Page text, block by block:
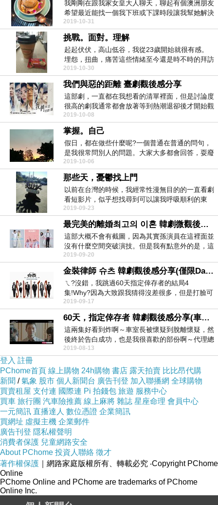
我剛剛在跟我家女皇大人聊天，聊起有個澳洲朋友
希望最近能找一個我下班或下課時段讓我幫她解決
她的問題，過...
2019-10-31
挑戰。面對。理解
起起伏伏，高山低谷，我從23歲開始就很有感。
埋怨，扭曲，痛苦這些情緒至今還是時不時的拜訪
我，讓我瞬間...
2019-10-30
我們與惡的距離 臺劇觀後感分享
這部劇，一直都在我想看的清單裡面，但是討論度
很高的劇我通常都會放著等到熱潮退卻後才開始觀
看。剛好今年...
2019-10-08
掌握。自己
假日，都在做些什麼呢?一個普通在普通的問句，
是我很常問別人的問題。大家大多都會回答，耍廢
啊滑手機看臉...
2019-10-06
那些天，憂鬱找上門
以前在台灣的時候，我經常性漫無目的的一直看劇
看短影片，似乎想找尋到可以讓我呼吸順利的東
西。我也沒能感...
2019-09-23
最完美的離婚최고의 이혼 韓劇微觀後感分享
這部大概不會有截圖，因為其實孫演員在這裡面並
沒有什麼空間突破演技。但是我有點意外的是，這
一部是有內涵...
2019-09-20
金裝律師 슈츠 韓劇觀後感分享(僅限David Kim)
ㄟ?沒錯，我跳過60天指定倖存者的結局4
集!Why?因為大致跟我猜得沒差很多，但是打臉可
愛的車室長，...
2019-09-17
60天，指定倖存者 韓劇觀後感分享(車秘書室長為主) EP11-12
這兩集好看到炸啊～車室長被懷疑到脫離懷疑，然
後終於告白成功，也是我很喜歡的部份啊～代理總
統差點被射殺...
2019-08-13
登入 註冊
PChome首頁 線上購物 24h購物 書店 露天拍賣 比比昂代購
新聞 /氣象 股市 個人新聞台 廣告刊登 加入聯播網 全球購物
買賣租屋 支付連 國際連 Pi 拍錢包 旅遊 服務中心
買車 旅行團 汽車險推薦 線上麻將 雜誌 星座命理 會員中心
一元簡訊 直播達人 數位憑證 企業簡訊
買網址 虛擬主機 企業郵件
廣告刊登 隱私權聲明
消費者保護 兒童網路安全
About PChome 投資人聯絡 徵才
著作權保護 ｜網路家庭版權所有、轉載必究 ‧Copyright PChome
Online
PChome Online and PChome are trademarks of PChome
Online Inc.